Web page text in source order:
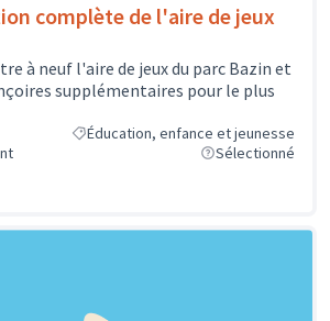
complète de l'aire de jeux
à neuf l'aire de jeux du parc Bazin et
supplémentaires pour le plus
Éducation, enfance et jeunesse
Sélectionné